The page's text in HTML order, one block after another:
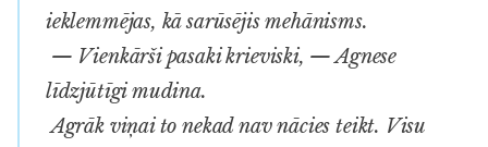
ieklemmējas, kā sarūsējis mehānisms.
— Vienkārši pasaki krieviski, — Agnese
līdzjūtīgi mudina.
Agrāk viņai to nekad nav nācies teikt. Visu